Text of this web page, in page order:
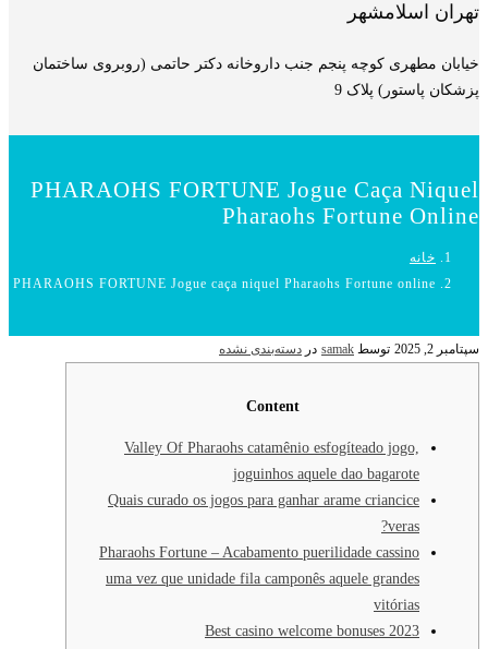
تهران اسلامشهر
خیابان مطهری کوچه پنجم جنب داروخانه دکتر حاتمی (روبروی ساختمان
پزشکان پاستور) پلاک 9
PHARAOHS FORTUNE Jogue Caça Niquel
Pharaohs Fortune Online
خانه
PHARAOHS FORTUNE Jogue caça niquel Pharaohs Fortune online
سپتامبر 2, 2025 توسط samak در دسته‌بندی نشده
Content
Valley Of Pharaohs catamênio esfogíteado jogo,
joguinhos aquele dao bagarote
Quais curado os jogos para ganhar arame criancice
veras?
Pharaohs Fortune – Acabamento puerilidade cassino
uma vez que unidade fila camponês aquele grandes
vitórias
Best casino welcome bonuses 2023